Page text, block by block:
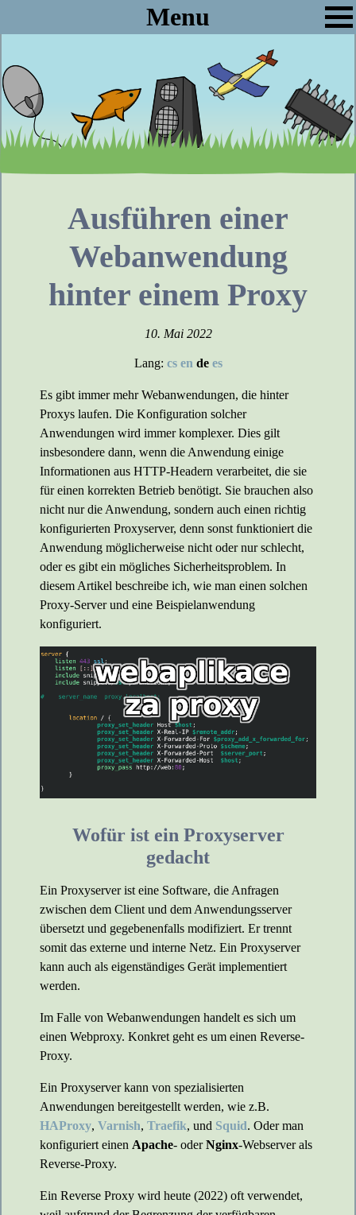
Menu
Ausführen einer
Webanwendung
hinter einem Proxy
10. Mai 2022
Lang: cs en de es
Es gibt immer mehr Webanwendungen, die hinter
Proxys laufen. Die Konfiguration solcher
Anwendungen wird immer komplexer. Dies gilt
insbesondere dann, wenn die Anwendung einige
Informationen aus HTTP-Headern verarbeitet, die sie
für einen korrekten Betrieb benötigt. Sie brauchen also
nicht nur die Anwendung, sondern auch einen richtig
konfigurierten Proxyserver, denn sonst funktioniert die
Anwendung möglicherweise nicht oder nur schlecht,
oder es gibt ein mögliches Sicherheitsproblem. In
diesem Artikel beschreibe ich, wie man einen solchen
Proxy-Server und eine Beispielanwendung
konfiguriert.
Wofür ist ein Proxyserver
gedacht
Ein Proxyserver ist eine Software, die Anfragen
zwischen dem Client und dem Anwendungsserver
übersetzt und gegebenenfalls modifiziert. Er trennt
somit das externe und interne Netz. Ein Proxyserver
kann auch als eigenständiges Gerät implementiert
werden.
Im Falle von Webanwendungen handelt es sich um
einen Webproxy. Konkret geht es um einen Reverse-
Proxy.
Ein Proxyserver kann von spezialisierten
Anwendungen bereitgestellt werden, wie z.B.
HAProxy, Varnish, Traefik, und Squid. Oder man
konfiguriert einen Apache- oderNginx-Webserver als
Reverse-Proxy.
Ein Reverse Proxy wird heute (2022) oft verwendet,